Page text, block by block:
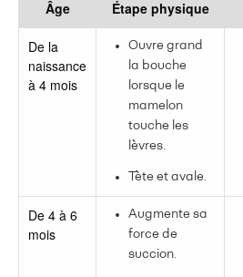
Âge Étape physique
De la
naissance
à 4 mois
Ouvre grand
la bouche
lorsque le
mamelon
touche les
lèvres.
Tète et avale.
De 4 à 6
mois
Augmente sa
force de
succion.